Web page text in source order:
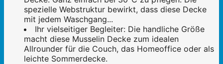
spezielle Webstruktur bewirkt, dass diese Decke
mit jedem Waschgang...
Ihr vielseitiger Begleiter: Die handliche Größe
macht diese Musselin Decke zum idealen
Allrounder für die Couch, das Homeoffice oder als
leichte Sommerdecke.